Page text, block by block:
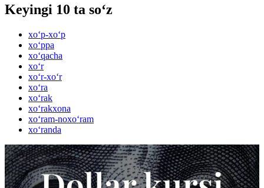
Keyingi 10 ta so‘z
xo‘p-xo‘p
xo‘ppa
xo‘qacha
xo‘r
xo‘r-xo‘r
xo‘ra
xo‘rak
xo‘rakxona
xo‘ram-noxo‘ram
xo‘randa